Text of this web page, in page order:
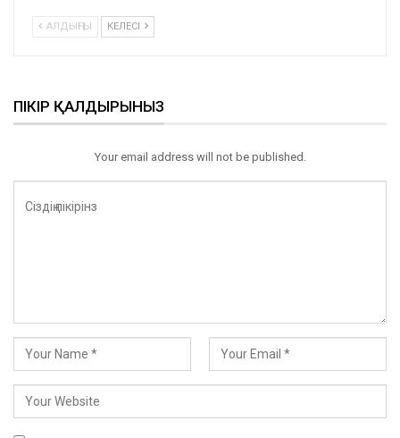
АЛДЫҢҒЫ КЕЛЕСІ
ПІКІР ҚАЛДЫРЫНЫЗ
Your email address will not be published.